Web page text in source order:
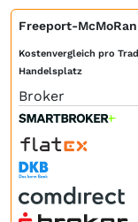
Freeport-
Kostenvergleich pro
Handelsplatz
Broker